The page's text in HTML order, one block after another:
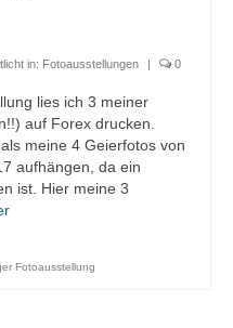
in: Fotoausstellungen | 0
lies ich 3 meiner
auf Forex drucken.
meine 4 Geierfotos von
aufhängen, da ein
ist. Hier meine 3
Fotoausstellung